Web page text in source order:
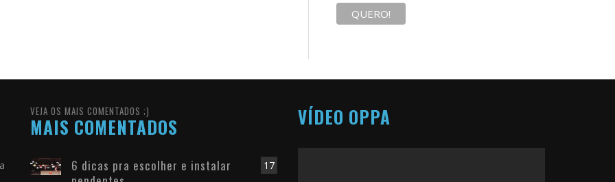
VEJA OS MAIS COMENTADOS ;)
MAIS COMENTADOS
17
6 dicas pra escolher e instalar
VÍDEO OPPA